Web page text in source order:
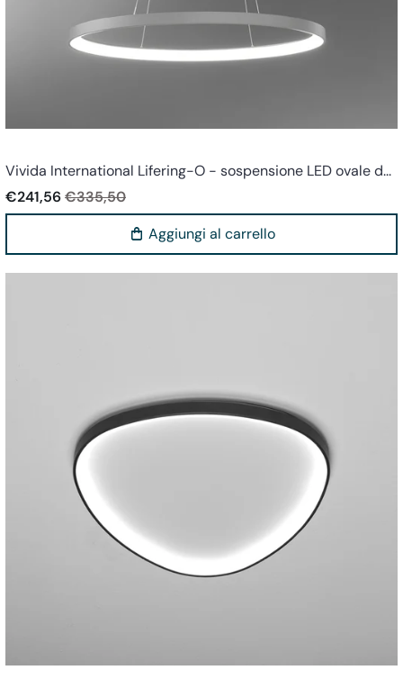
Vivida International Lifering-O - sospensione LED ovale d...
€241,56€335,50
Aggiungi al carrello